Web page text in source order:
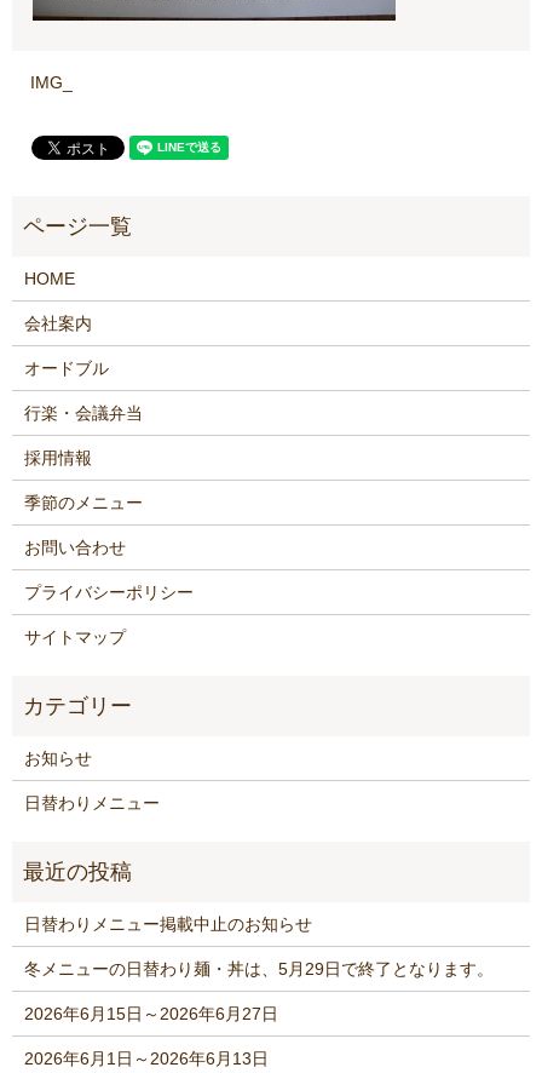
IMG_
HOME
会社案内
オードブル
行楽・会議弁当
採用情報
季節のメニュー
お問い合わせ
プライバシーポリシー
サイトマップ
お知らせ
日替わりメニュー
日替わりメニュー掲載中止のお知らせ
冬メニューの日替わり麺・丼は、5月29日で終了となります。
2026年6月15日～2026年6月27日
2026年6月1日～2026年6月13日